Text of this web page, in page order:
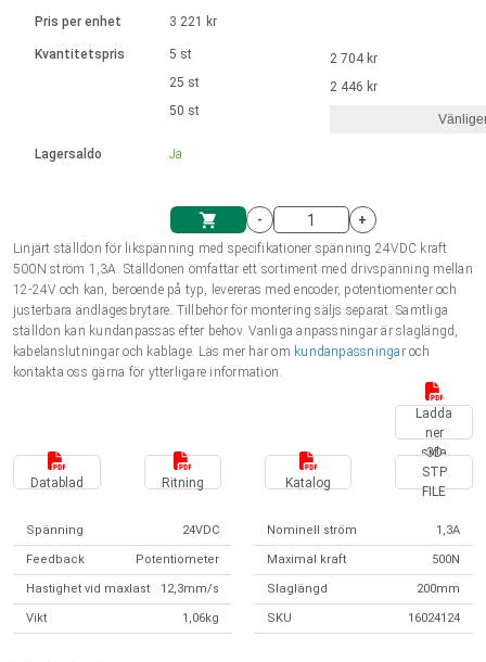
Enhetssystem
Kundkorg
Solenoids
Ø 28-42| 1-1400 rpm | <= 290Ncm
Styrningar borstlösa DC motorer
Styrningar DC motorer
Drivsteg 2-6 A
Synkrona-Asynkrona | för 1-4 ställdon
Synkrona-Asynkrona | för 1-4 ställdon
Français (EUR)
Polski (EUR)
Norsk (NOK)
Suomi (EUR)
Pris per enhet
Kvantitetspris
Lagersaldo
3 221 kr
5 st
25 st
50 st
Ja
2 704 kr
2 446 kr
-
+
Linjärt ställdon för likspänning med specifikationer spänning 24VDC kraft
500N ström 1,3A. Ställdonen omfattar ett sortiment med drivspänning mellan
12-24V och kan, beroende på typ, levereras med encoder, potentiomenter och
justerbara ändlägesbrytare. Tillbehör för montering säljs separat. Samtliga
ställdon kan kundanpassas efter behov. Vanliga anpassningar är slaglängd,
kabelanslutningar och kablage. Läs mer här om kundanpassningaroch
kontakta oss gärna för ytterligare information.
Ladda
ner
sida
Datablad
Ritning Katalog
3D
STP
FILE
Spänning 24VDC Nominell ström 1,3A
Feedback Potentiometer Maximal kraft 500N
Hastighet vid maxlast 12,3mm/s Slaglängd 200mm
Vikt 1,06kg SKU 16024124